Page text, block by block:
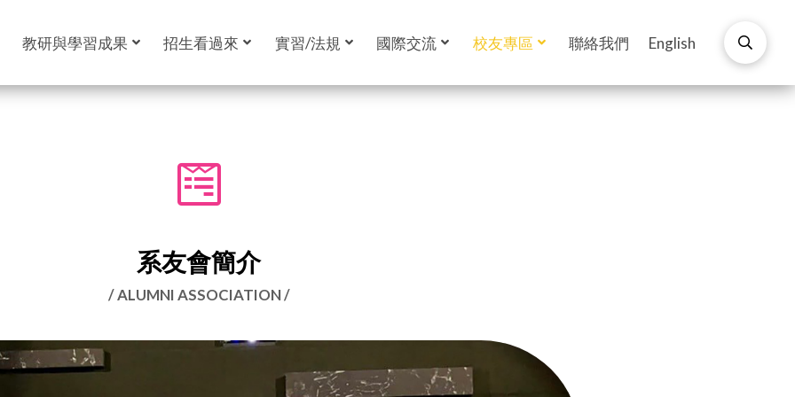
教研與學習成果 招生看過來 實習/法規 國際交流 校友專區 聯絡我們 English
系友會簡介
/ ALUMNI ASSOCIATION /